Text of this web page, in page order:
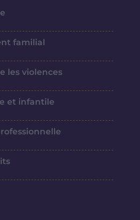
familial
les violences
et infantile